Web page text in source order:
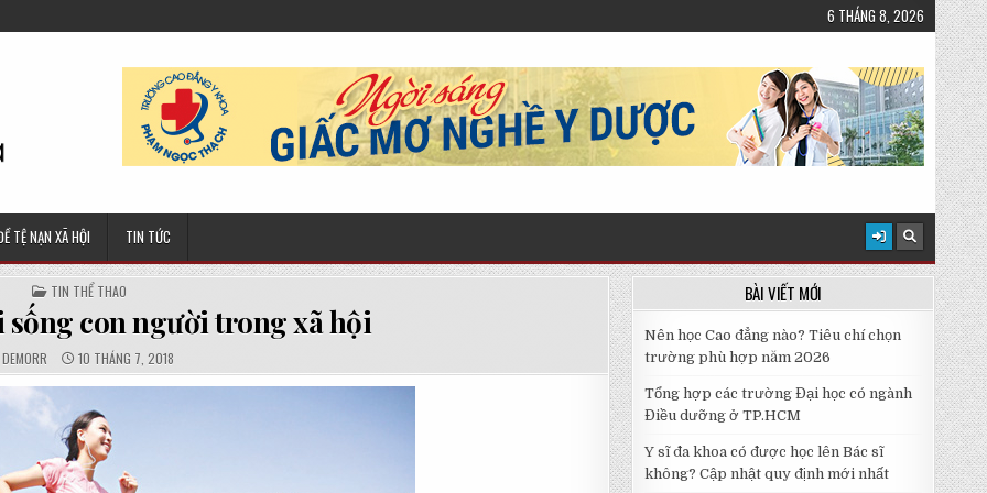
6 THÁNG 8, 2026
TỆ NẠN XÃ HỘI TIN TỨC
POSTED
IN
TIN THỂ THAO
sống con người trong xã hội
DEMORR PUBLISHED
DATE:
10 THÁNG 7, 2018
BÀI VIẾT MỚI
Nên học Cao đẳng nào? Tiêu chí chọn
trường phù hợp năm 2026
Tổng hợp các trường Đại học có ngành
Điều dưỡng ở TP.HCM
Y sĩ đa khoa có được học lên Bác sĩ
không? Cập nhật quy định mới nhất